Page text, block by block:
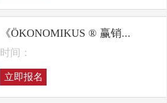
《ÖKONOMIKUS ® 赢销...
时间：
立即报名